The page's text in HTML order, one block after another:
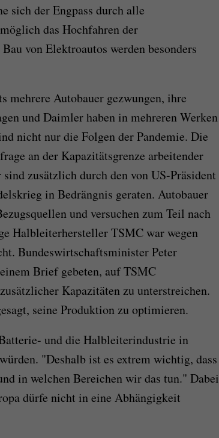
sich der Engpass durch alle
das Hochfahren der
von Elektroautos werden besonders
mehrere Autobauer gezwungen, ihre
und Daimler haben in mehreren Werken
nicht nur die Folgen der Pandemie. Die
an der Kapazitätsgrenze arbeitender
zusätzlich durch den von US-Präsident
in Bedrängnis geraten. Autobauer
und versuchen zum Teil nach
Halbleiterhersteller TSMC war wegen
Bundeswirtschaftsminister Peter
Brief gebeten, auf TSMC
Kapazitäten zu unterstreichen.
seine Produktion zu optimieren.
und die Halbleiterindustrie in
"Deshalb ist es extrem wichtig, dass
in welchen Bereichen wir das tun." Dabei
dürfe nicht in eine Abhängigkeit